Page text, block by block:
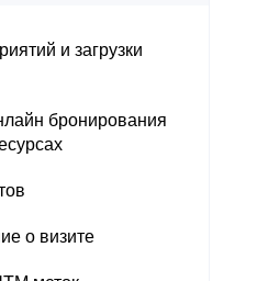
и загрузки
бронирования
о визите